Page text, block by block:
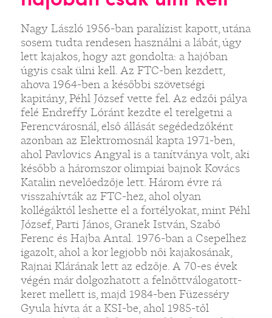
Nagy László 1956-ban paralízist kapott, utána
sosem tudta rendesen használni a lábát, úgy
lett kajakos, hogy azt gondolta: a hajóban
úgyis csak ülni kell. Az FTC-ben kezdett,
ahova 1964-ben a későbbi szövetségi
kapitány, Péhl József vette fel. Az edzői pálya
felé Endreffy Lóránt kezdte el terelgetni a
Ferencvárosnál, első állását segédedzőként
azonban az Elektromosnál kapta 1971-ben,
ahol Pavlovics Angyal is a tanítványa volt, aki
később a háromszor olimpiai bajnok Kovács
Katalin nevelőedzője lett. Három évre rá
visszahívták az FTC-hez, ahol olyan
kollégáktól leshette el a fortélyokat, mint Péhl
József, Parti János, Granek István, Szabó
Ferenc és Hajba Antal. 1976-ban a Csepelhez
igazolt, ahol a kor legjobb női kajakosának,
Rajnai Klárának lett az edzője. A 70-es évek
végén már dolgozhatott a felnőttválogatott-
keret mellett is, majd 1984-ben Füzesséry
Gyula hívta át a KSI-be, ahol 1985-től